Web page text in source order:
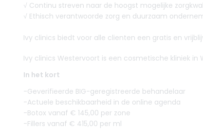
√ Continu streven naar de hoogst mogelijke
√ Ethisch verantwoorde zorg en duurzaam
Ivy clinics biedt voor alle clienten een gratis en
Ivy clinics Westervoort is een cosmetische kliniek in
In het kort
-Geverifieerde BIG-geregistreerde behandelaar
-Actuele beschikbaarheid in de online agenda
-Botox vanaf € 145,00 per zone
-Fillers vanaf € 415,00 per ml